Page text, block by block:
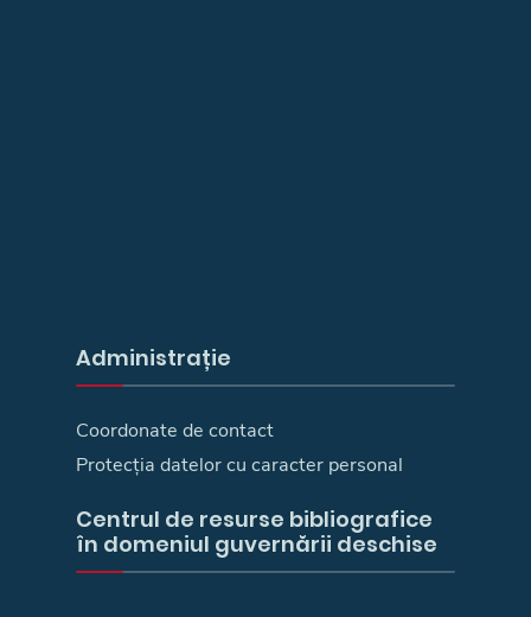
Administrație
Coordonate de contact
Protecția datelor cu caracter personal
Centrul de resurse bibliografice
în domeniul guvernării deschise